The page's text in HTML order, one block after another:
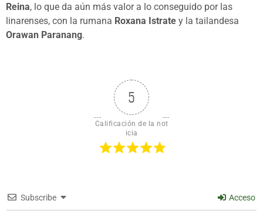
Reina, lo que da aún más valor a lo conseguido por las
linarenses, con la rumana Roxana Istrate y la tailandesa
Orawan Paranang.
5
Calificación de la not
icia
Subscribe Acceso